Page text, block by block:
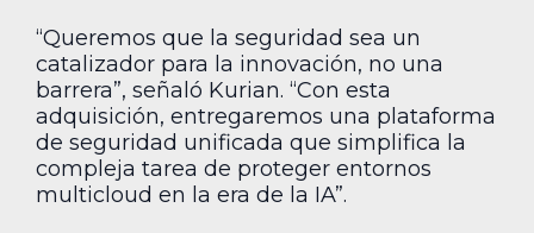
“Queremos que la seguridad sea un
catalizador para la innovación, no una
barrera”, señaló Kurian. “Con esta
adquisición, entregaremos una plataforma
de seguridad unificada que simplifica la
compleja tarea de proteger entornos
multicloud en la era de la IA”.